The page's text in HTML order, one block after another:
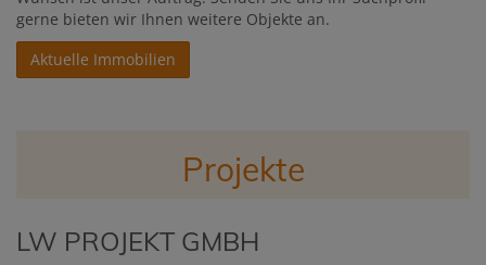
gerne bieten wir Ihnen weitere Objekte an.
Aktuelle Immobilien
Projekte
LW PROJEKT GMBH